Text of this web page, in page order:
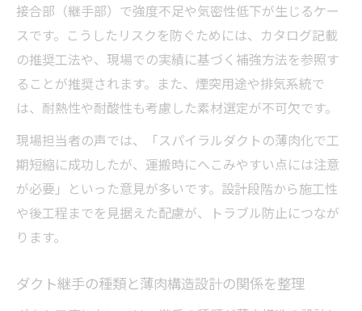
接合部（継手部）で強度不足や気密性低下が生じるケー
スです。こうしたリスクを防ぐためには、カタログ記載
の推奨工法や、現場での実績に基づく補強方法を参照す
ることが推奨されます。また、煙突用途や排気系統で
は、耐熱性や耐酸性も考慮した素材選定が不可欠です。
現場担当者の声では、「スパイラルダクトの薄肉化で工
期短縮に成功したが、運搬時にへこみやすい点には注意
が必要」といった意見が多いです。設計段階から施工性
や後工程までを見据えた配慮が、トラブル防止につなが
ります。
ダクト継手の種類と薄肉構造設計の関係を整理